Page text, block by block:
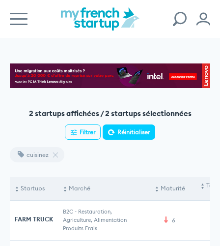
2 startups affichées / 2 startups sélectionnées
Filtrer Réinitialiser
cuisinez
Startups Marché Maturité
FARM TRUCK
B2C - Restauration,
Agriculture, Alimentation
Produits Frais
6